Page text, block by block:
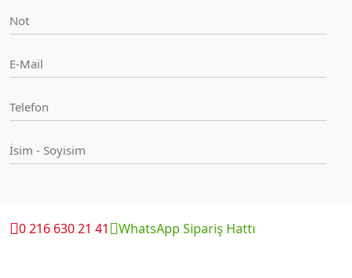
0 216 630 21 41 WhatsApp Sipariş Hattı